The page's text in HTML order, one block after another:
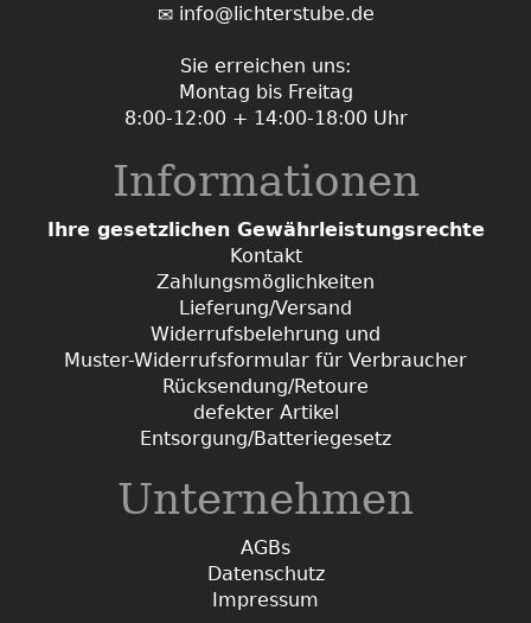
info@lichterstube.de
Sie erreichen uns:
Montag bis Freitag
8:00-12:00 + 14:00-18:00 Uhr
Informationen
Ihre gesetzlichen Gewährleistungsrechte
Kontakt
Zahlungsmöglichkeiten
Lieferung/Versand
Widerrufsbelehrung und
Muster-Widerrufsformular für Verbraucher
Rücksendung/Retoure
defekter Artikel
Entsorgung/Batteriegesetz
Unternehmen
AGBs
Datenschutz
Impressum